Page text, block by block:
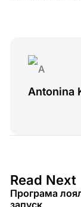
Antonina
Read Next
Програма